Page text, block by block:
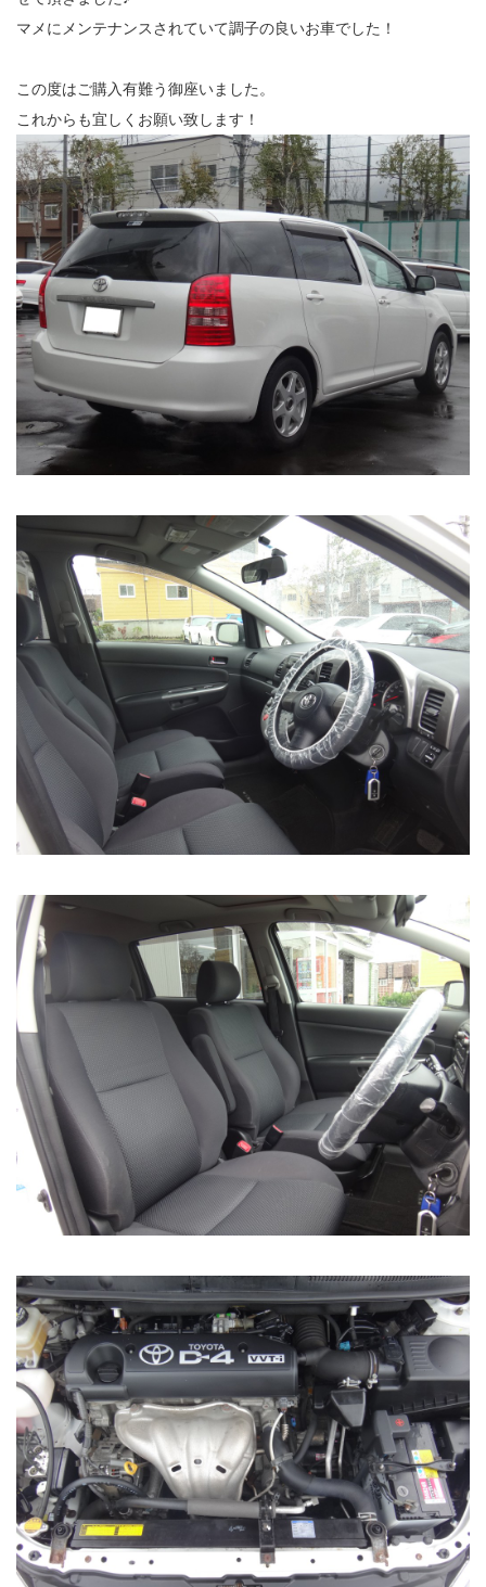
マメにメンテナンスされていて調子の良いお車でした！
この度はご購入有難う御座いました。
これからも宜しくお願い致します！